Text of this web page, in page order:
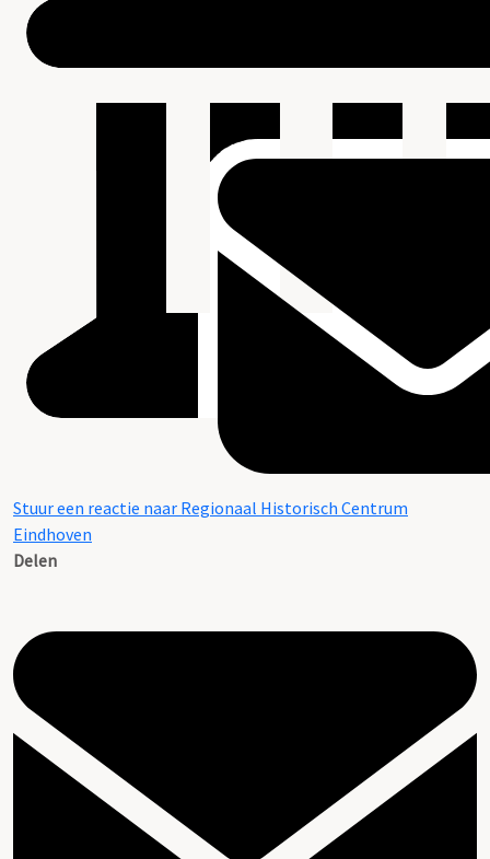
Stuur een reactie naar Regionaal Historisch Centrum
Eindhoven
Delen